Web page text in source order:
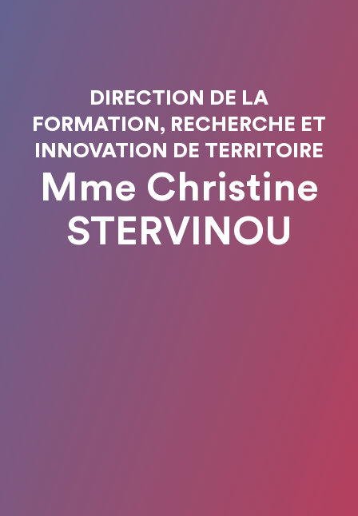
DIRECTION DE LA
FORMATION, RECHERCHE ET
INNOVATION DE TERRITOIRE
Mme Christine
STERVINOU